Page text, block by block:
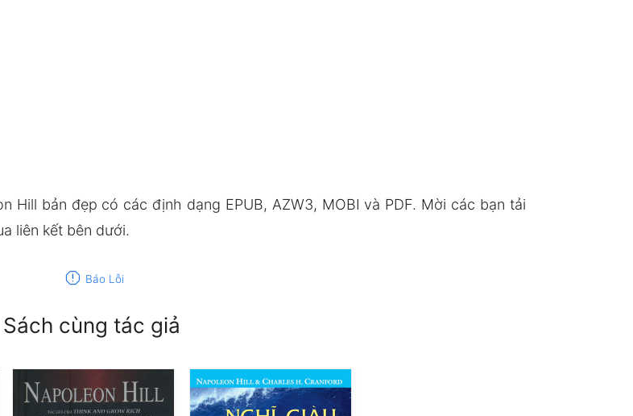
Hill bản đẹp có các định dạng EPUB, AZW3, MOBI và PDF. Mời các bạn tải
liên kết bên dưới.
report Báo Lỗi
Sách cùng tác giả